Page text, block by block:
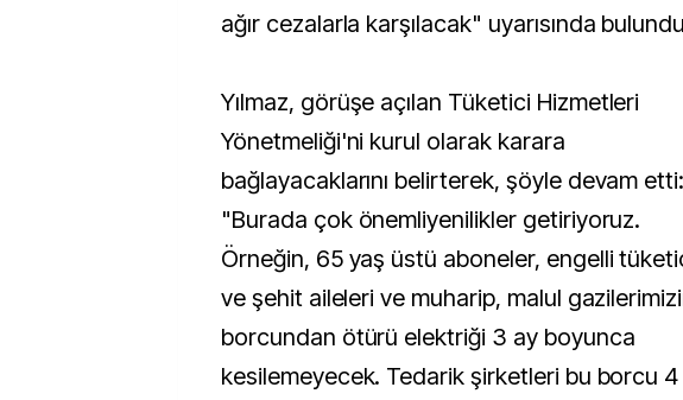
ağır cezalarla karşılacak" uyarısında
Yılmaz, görüşe açılan Tüketici Hizmetleri
Yönetmeliği'ni kurul olarak karara
bağlayacaklarını belirterek, şöyle devam etti:
"Burada çok önemliyenilikler getiriyoruz.
Örneğin, 65 yaş üstü aboneler, engelli
ve şehit aileleri ve muharip, malul
borcundan ötürü elektriği 3 ay boyunca
kesilemeyecek. Tedarik şirketleri bu borcu 4